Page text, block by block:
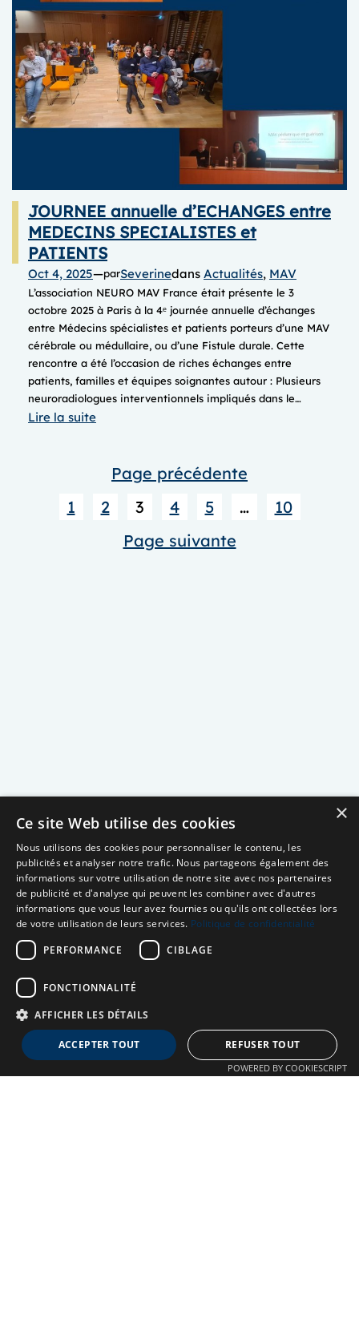
atteints
d’une
malformation
vasculaire
rare
JOURNEE annuelle d’ECHANGES entre
MEDECINS SPECIALISTES et
PATIENTS
Oct 4, 2025—parSeverinedans Actualités, MAV
L’association NEURO MAV France était présente le 3
octobre 2025 à Paris à la 4ᵉ journée annuelle d’échanges
entre Médecins spécialistes et patients porteurs d’une MAV
cérébrale ou médullaire, ou d’une Fistule durale. Cette
rencontre a été l’occasion de riches échanges entre
patients, familles et équipes soignantes autour : Plusieurs
neuroradiologues interventionnels impliqués dans le…
Lire la suite:
d’ECHANGES
MEDECINS
SPECIALISTES
Page précédente
1
2 3 4 5 …
10
Page suivante
Neuro MAV France
Association dédiée aux patients souffrant de Malformations
×
Ce site Web utilise des cookies
Nous utilisons des cookies pour personnaliser le contenu, les
publicités et analyser notre trafic. Nous partageons également des
informations sur votre utilisation de notre site avec nos partenaires
de publicité et d'analyse qui peuvent les combiner avec d'autres
informations que vous leur avez fournies ou qu'ils ont collectées lors
de votre utilisation de leurs services. Politique de confidentialité
PERFORMANCE
CIBLAGE
FONCTIONNALITÉ
AFFICHER LES DÉTAILS
ACCEPTER TOUT REFUSER TOUT
POWERED BY COOKIESCRIPT